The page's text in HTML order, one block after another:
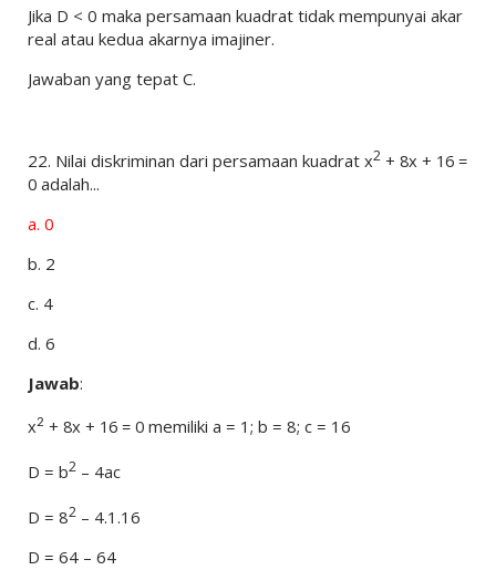
Jika D < 0 maka persamaan kuadrat tidak mempunyai akar
real atau kedua akarnya imajiner.
Jawaban yang tepat C.
22. Nilai diskriminan dari persamaan kuadrat x2+ 8x + 16 =
0 adalah...
a. 0
b. 2
c. 4
d. 6
Jawab:
x2 + 8x + 16 = 0memiliki a = 1; b = 8; c = 16
D = b2– 4ac
D = 82– 4.1.16
D = 64 – 64